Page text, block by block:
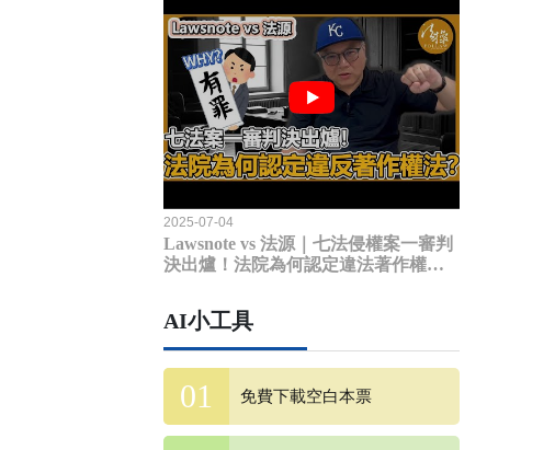
2025-07-04
Lawsnote vs 法源｜七法侵權案一審判
決出爐！法院為何認定違法著作權
AI小工具
免費下載空白本票